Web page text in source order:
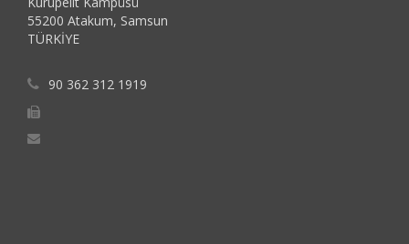
55200 Atakum, Samsun
TÜRKİYE
90 362 312 1919